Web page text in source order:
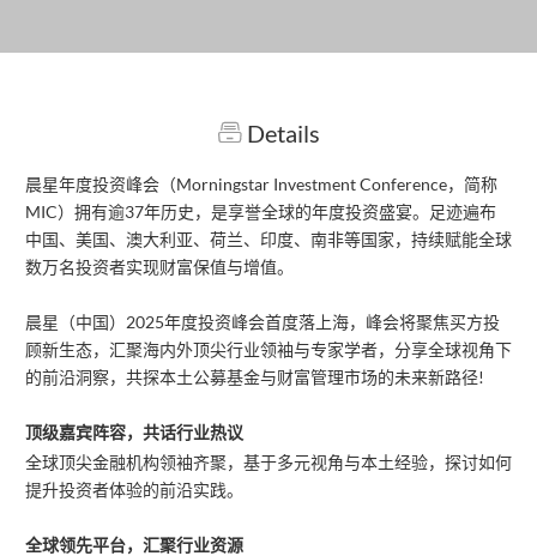
Details
晨星年度投资峰会（Morningstar Investment Conference，简称
MIC）拥有逾37年历史，是享誉全球的年度投资盛宴。足迹遍布
中国、美国、澳大利亚、荷兰、印度、南非等国家，持续赋能全球
数万名投资者实现财富保值与增值。
晨星（中国）2025年度投资峰会首度落上海，峰会将聚焦买方投
顾新生态，汇聚海内外顶尖行业领袖与专家学者，分享全球视角下
的前沿洞察，共探本土公募基金与财富管理市场的未来新路径!
顶级嘉宾阵容，共话行业热议
全球顶尖金融机构领袖齐聚，基于多元视角与本土经验，探讨如何
提升投资者体验的前沿实践。
全球领先平台，汇聚行业资源